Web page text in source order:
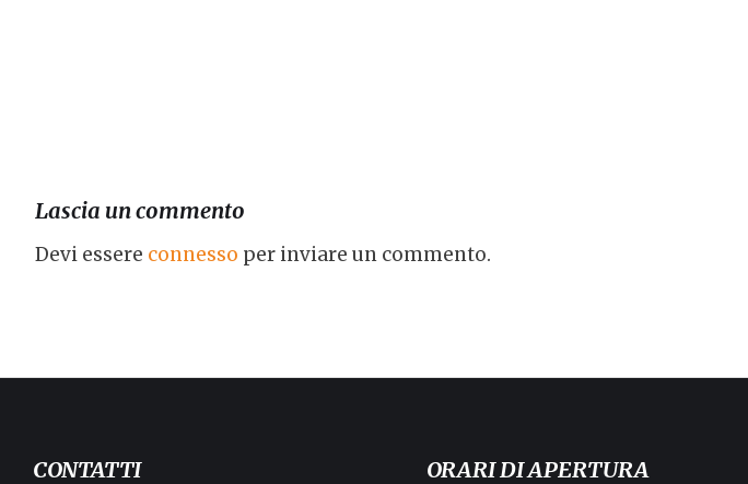
Lascia un commento
Devi essere connesso per inviare un commento.
CONTATTI ORARI DI APERTURA